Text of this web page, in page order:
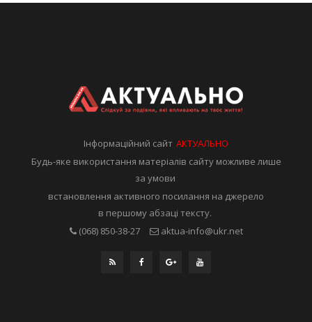
Інформаційний сайтАКТУАЛЬНО
Будь-яке використання матеріалів сайту можливе лише
за умови
встановлення активного посилання на джерело
в першому абзаці тексту.
(068) 850-38-27
aktua-info@ukr.net